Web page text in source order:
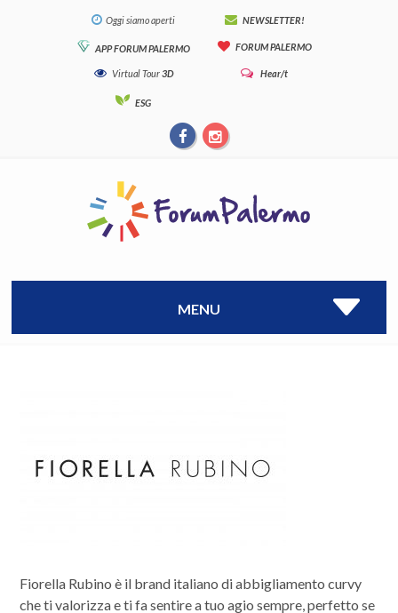
Oggi siamo aperti NEWSLETTER!
APP FORUM PALERMO FORUM PALERMO
Virtual Tour3D Hear/t
ESG
MENU
Fiorella Rubino è il brand italiano di abbigliamento curvy
che ti valorizza e ti fa sentire a tuo agio sempre, perfetto se